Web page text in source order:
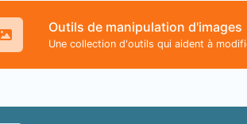
Outils de manipulation d'images
Une collection d'outils qui aident à